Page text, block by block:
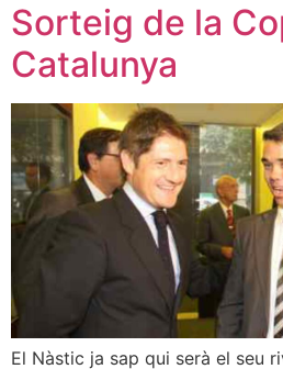
Sorteig de la
Catalunya
El Nàstic ja sap qui serà el seu